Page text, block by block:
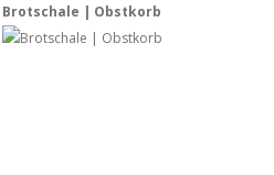
Brotschale | Obstkorb